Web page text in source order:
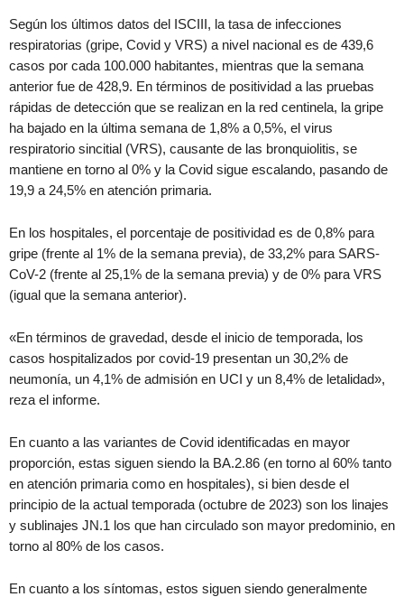
Según los últimos datos del ISCIII, la tasa de infecciones
respiratorias (gripe, Covid y VRS) a nivel nacional es de 439,6
casos por cada 100.000 habitantes, mientras que la semana
anterior fue de 428,9. En términos de positividad a las pruebas
rápidas de detección que se realizan en la red centinela, la gripe
ha bajado en la última semana de 1,8% a 0,5%, el virus
respiratorio sincitial (VRS), causante de las bronquiolitis, se
mantiene en torno al 0% y la Covid sigue escalando, pasando de
19,9 a 24,5% en atención primaria.
En los hospitales, el porcentaje de positividad es de 0,8% para
gripe (frente al 1% de la semana previa), de 33,2% para SARS-
CoV-2 (frente al 25,1% de la semana previa) y de 0% para VRS
(igual que la semana anterior).
«En términos de gravedad, desde el inicio de temporada, los
casos hospitalizados por covid-19 presentan un 30,2% de
neumonía, un 4,1% de admisión en UCI y un 8,4% de letalidad»,
reza el informe.
En cuanto a las variantes de Covid identificadas en mayor
proporción, estas siguen siendo la BA.2.86 (en torno al 60% tanto
en atención primaria como en hospitales), si bien desde el
principio de la actual temporada (octubre de 2023) son los linajes
y sublinajes JN.1 los que han circulado son mayor predominio, en
torno al 80% de los casos.
En cuanto a los síntomas, estos siguen siendo generalmente